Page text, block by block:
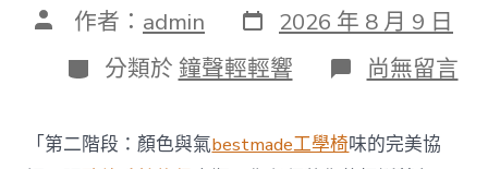
文 作者： admin 發
表
日
期
2026 年 8 月 9 日
分
類
分類於 鐘聲輕輕響 在
〈澳
嵐
系
尚無留言
「第二階段：顏色與氣bestmade工學椅味的完美協